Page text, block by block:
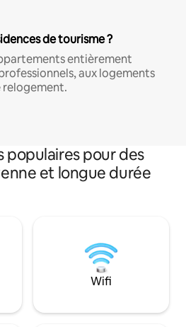
de tourisme ?
entièrement
aux logements
populaires pour des
et longue durée
Wifi